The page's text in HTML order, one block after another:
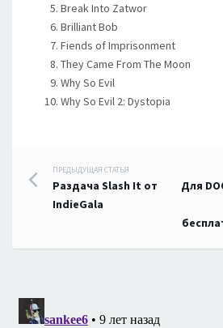
Break Into Zatwor
Brilliant Bob
Fiends of Imprisonment
They Came From The Moon
Why So Evil
Why So Evil 2: Dystopia
Навигация
по
записям
ПРЕДЫДУЩАЯ СТАТЬЯ
Раздача Slash It от
IndieGala
Для